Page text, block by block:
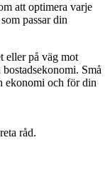
att optimera varje
passar din
eller på väg mot
Små
ekonomi och för din
råd.